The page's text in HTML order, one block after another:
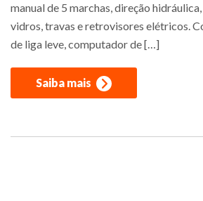
manual de 5 marchas, direção
vidros, travas e retrovisores elétricos.
de liga leve, computador de […]
Saiba mais